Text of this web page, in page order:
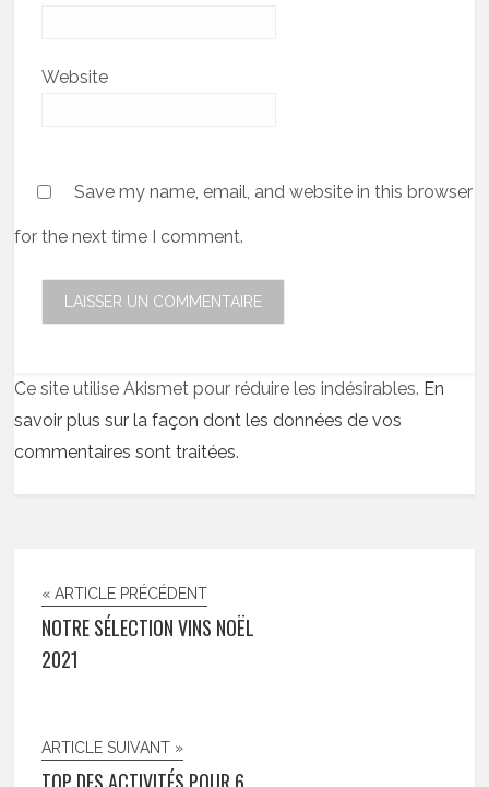
Website
Save my name, email, and website in this browser
for the next time I comment.
Ce site utilise Akismet pour réduire les indésirables. En
savoir plus sur la façon dont les données de vos
commentaires sont traitées.
« ARTICLE PRÉCÉDENT
NOTRE SÉLECTION VINS NOËL
2021
ARTICLE SUIVANT »